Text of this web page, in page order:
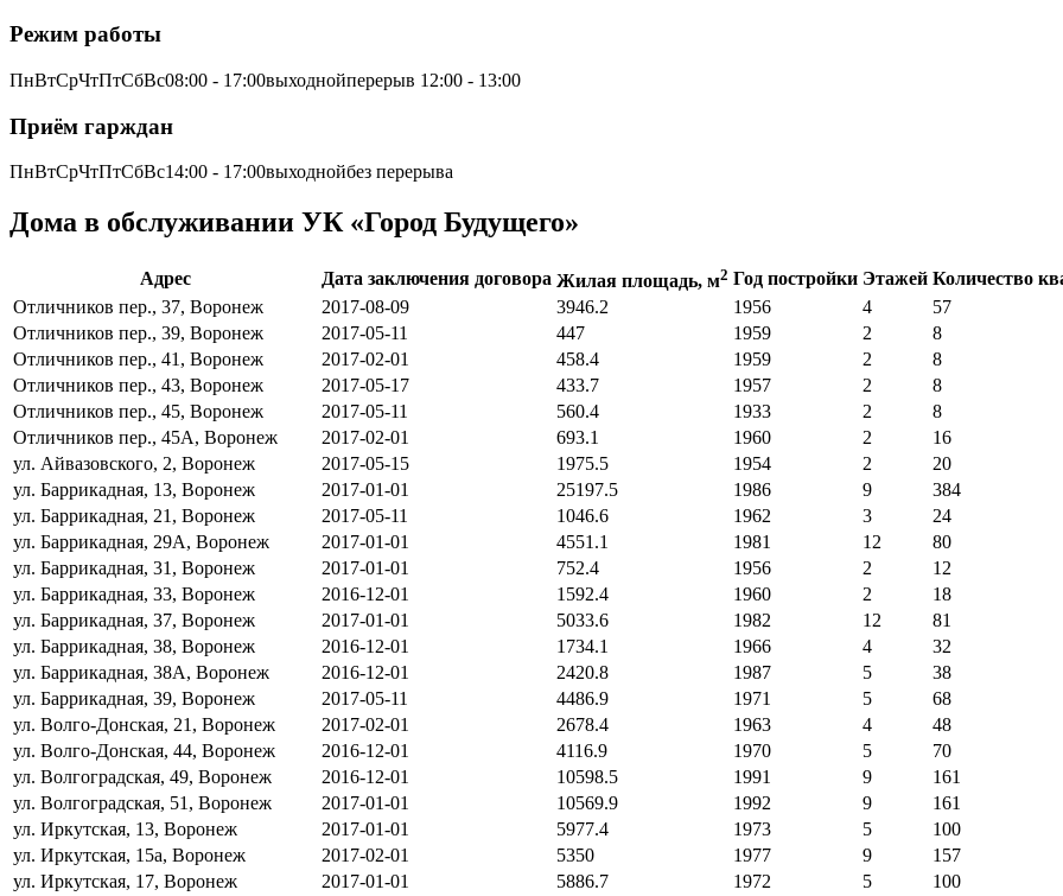
Режим работы
ПнВтСрЧтПтСбВс08:00 - 17:00выходнойперерыв 12:00 - 13:00
Приём гарждан
ПнВтСрЧтПтСбВс14:00 - 17:00выходнойбез перерыва
Дома в обслуживании УК «Город Будущего»
Адрес Дата заключения договора Жилая площадь, м2 Год постройки Этажей Количество
Отличников пер., 37, Воронеж
2017-08-09 3946.2 1956 4
57
Отличников пер., 39, Воронеж
2017-05-11 447 1959 2
8
Отличников пер., 41, Воронеж
2017-02-01 458.4 1959 2
8
Отличников пер., 43, Воронеж
2017-05-17 433.7 1957 2
8
Отличников пер., 45, Воронеж
2017-05-11 560.4 1933 2
8
Отличников пер., 45А, Воронеж
2017-02-01 693.1 1960 2
16
ул. Айвазовского, 2, Воронеж
2017-05-15 1975.5 1954 2
20
ул. Баррикадная, 13, Воронеж
2017-01-01 25197.5 1986 9
384
ул. Баррикадная, 21, Воронеж
2017-05-11 1046.6 1962 3
24
ул. Баррикадная, 29А, Воронеж
2017-01-01 4551.1 1981 12
80
ул. Баррикадная, 31, Воронеж
2017-01-01 752.4 1956 2
12
ул. Баррикадная, 33, Воронеж
2016-12-01 1592.4 1960 2
18
ул. Баррикадная, 37, Воронеж
2017-01-01 5033.6 1982 12
81
ул. Баррикадная, 38, Воронеж
2016-12-01 1734.1 1966 4
32
ул. Баррикадная, 38А, Воронеж
2016-12-01 2420.8 1987 5
38
ул. Баррикадная, 39, Воронеж
2017-05-11 4486.9 1971 5
68
ул. Волго-Донская, 21, Воронеж
2017-02-01 2678.4 1963 4
48
ул. Волго-Донская, 44, Воронеж
2016-12-01 4116.9 1970 5
70
ул. Волгоградская, 49, Воронеж
2016-12-01 10598.5 1991 9
161
ул. Волгоградская, 51, Воронеж
2017-01-01 10569.9 1992 9
161
ул. Иркутская, 13, Воронеж
2017-01-01 5977.4 1973 5
100
ул. Иркутская, 15а, Воронеж
2017-02-01 5350 1977 9
157
ул. Иркутская, 17, Воронеж
2017-01-01 5886.7 1972 5
100